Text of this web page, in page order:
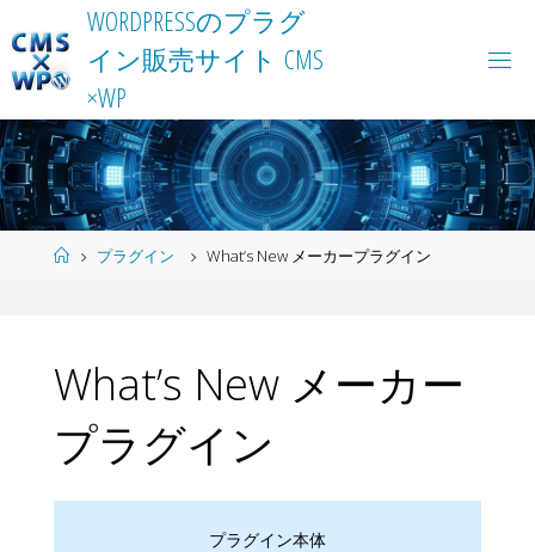
to
content
WORDPRESSのプラ グ
イ ン販売サイ ト CMS
×WP
Homeプラグイン What’s New メーカープラグイン
What’s New メーカー
プラグイン
プラグイン本体